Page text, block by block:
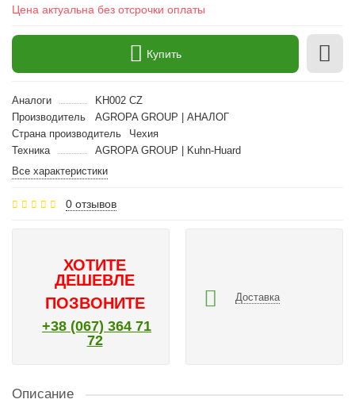
Цена актуальна без отсрочки оплаты
Купить
Аналоги
KH002 CZ
Производитель
AGROPA GROUP | АНАЛОГ
Страна производитель
Чехия
Техника
AGROPA GROUP | Kuhn-Huard
Все характеристики
0 отзывов
ХОТИТЕ
ДЕШЕВЛЕ
ПОЗВОНИТЕ
+38 (067) 364 71
72
Доставка
Описание